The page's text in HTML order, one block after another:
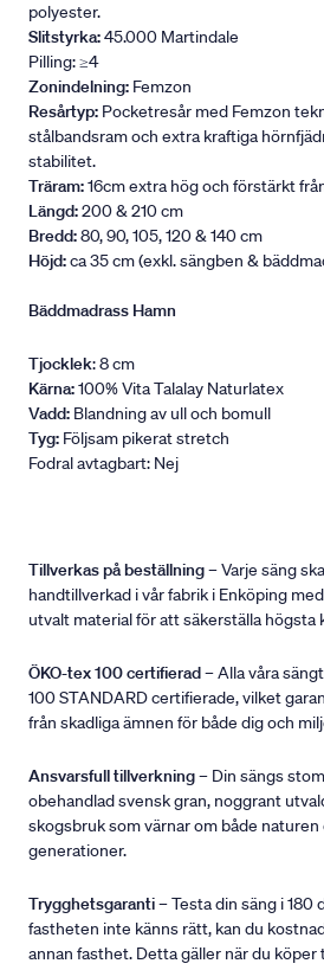
polyester.
Slitstyrka:45.000 Martindale
Pilling: ≥4
Zonindelning: Femzon
Resårtyp: Pocketresår med Femzon
stålbandsram och extra kraftiga
stabilitet.
Träram:16cm extra hög och förstärkt
Längd:200 & 210 cm
Bredd:80, 90, 105, 120 & 140 cm
Höjd:ca 35 cm (exkl. sängben &
Bäddmadrass Hamn
Tjocklek: 8 cm
Kärna:100% Vita Talalay Naturlatex
Vadd: Blandning av ull och bomull
Tyg: Följsam pikerat stretch
Fodral avtagbart: Nej
Tillverkas på beställning– Varje säng
handtillverkad i vår fabrik i Enköping
utvalt material för att säkerställa högsta
ÖKO-tex 100 certifierad– Alla våra
100 STANDARD certifierade, vilket
från skadliga ämnen för både dig och
Ansvarsfull tillverkning– Din sängs
obehandlad svensk gran, noggrant
skogsbruk som värnar om både
generationer.
Trygghetsgaranti– Testa din säng i 180
fastheten inte känns rätt, kan du
annan fasthet. Detta gäller när du köper